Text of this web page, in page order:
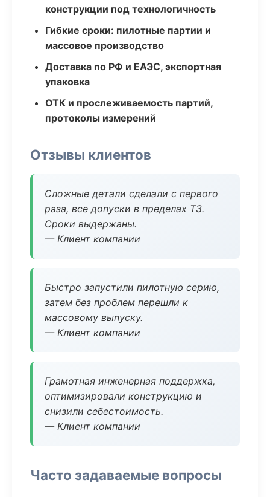
конструкции под технологичность
Гибкие сроки: пилотные партии и
массовое производство
Доставка по РФ и ЕАЭС, экспортная
упаковка
ОТК и прослеживаемость партий,
протоколы измерений
Отзывы клиентов
Сложные детали сделали с первого
раза, все допуски в пределах ТЗ.
Сроки выдержаны.
— Клиент компании
Быстро запустили пилотную серию,
затем без проблем перешли к
массовому выпуску.
— Клиент компании
Грамотная инженерная поддержка,
оптимизировали конструкцию и
снизили себестоимость.
— Клиент компании
Часто задаваемые вопросы